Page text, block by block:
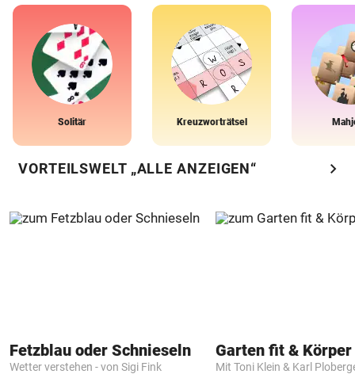
Solitär Kreuzworträtsel
VORTEILSWELT „ALLE ANZEIGEN“ chevron_right
Fetzblau oder Schnieseln
Wetter verstehen - von Sigi Fink
Garten fit &
Mit Toni Klein & Karl